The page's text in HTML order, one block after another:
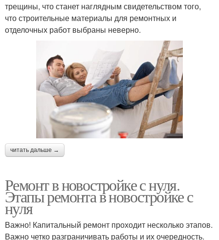
трещины, что станет наглядным свидетельством того,
что строительные материалы для ремонтных и
отделочных работ выбраны неверно.
читать дальше →
Ремонт в новостройке с нуля.
Этапы ремонта в новостройке с
нуля
Важно! Капитальный ремонт проходит несколько этапов.
Важно четко разграничивать работы и их очередность.